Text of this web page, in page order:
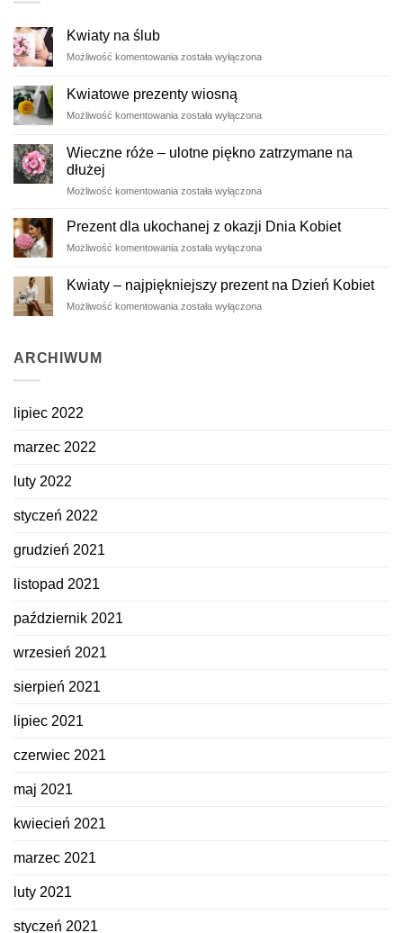
Kwiaty na ślub
Możliwość komentowania Kwiaty
została wyłączona
Kwiatowe prezenty wiosną
Możliwość komentowania Kwiatowe
została wyłączona
Wieczne róże – ulotne piękno zatrzymane na
dłużej
Możliwość komentowania Wieczne
ulotne
piękno
na
została wyłączona
Prezent dla ukochanej z okazji Dnia Kobiet
Możliwość komentowania Prezent
ukochanej
z
okazji
została wyłączona
Kwiaty – najpiękniejszy prezent na Dzień Kobiet
Możliwość komentowania Kwiaty
została wyłączona
ARCHIWUM
lipiec 2022
marzec 2022
luty 2022
styczeń 2022
grudzień 2021
listopad 2021
październik 2021
wrzesień 2021
sierpień 2021
lipiec 2021
czerwiec 2021
maj 2021
kwiecień 2021
marzec 2021
luty 2021
styczeń 2021